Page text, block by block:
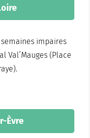
impaires
Val’Mauges (Place
Èvre